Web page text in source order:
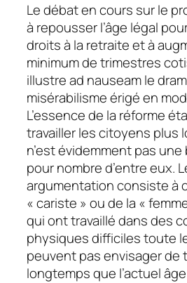
Le débat en cours sur le
à repousser l’âge légal
droits à la retraite et à
minimum de trimestres
illustread nauseamle
misérabilisme érigé en
L’essence de la réforme
travailler les citoyens plus
n’est évidemment pas
pour nombre d’entre eux.
argumentation consiste à
« cariste » ou de la «
qui ont travaillé dans des
physiques difficiles toute
peuvent pas envisager de
longtemps que l’actuel